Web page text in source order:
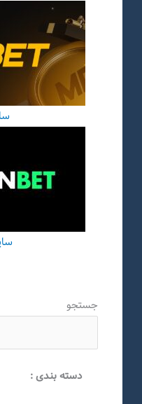
جستجو
دسته بندی :